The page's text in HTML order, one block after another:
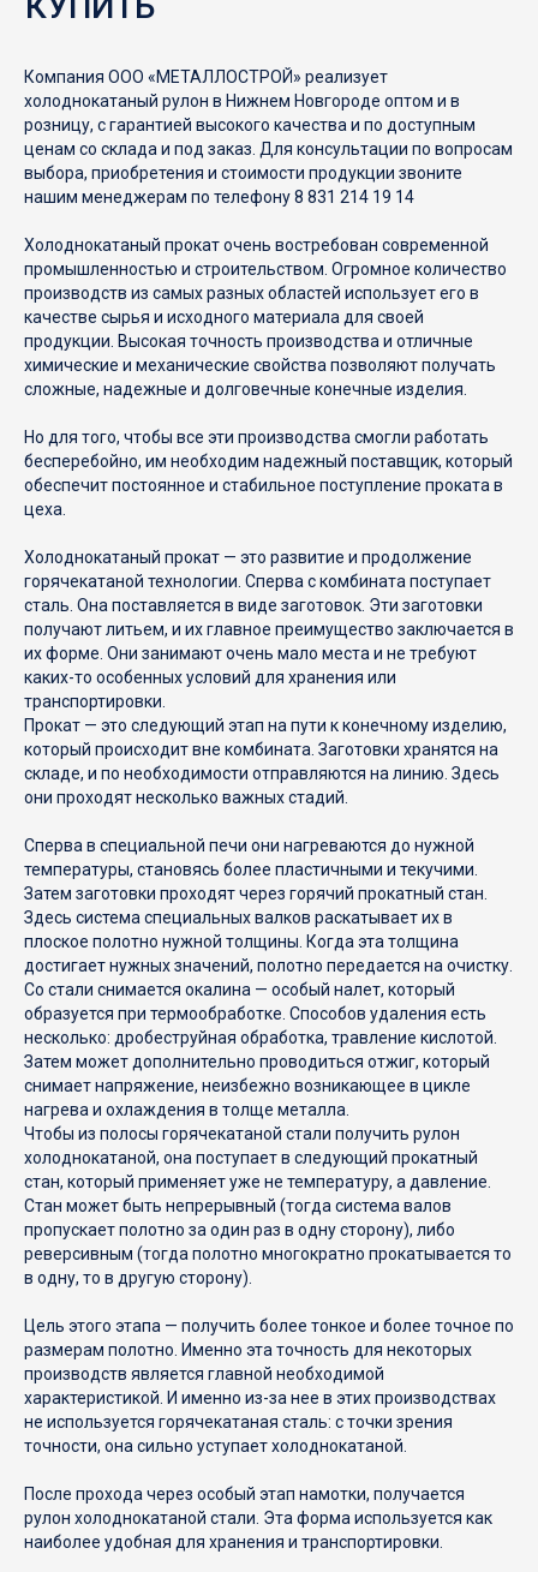
Компания ООО «МЕТАЛЛОСТРОЙ» реализует
холоднокатаный рулон в Нижнем Новгороде оптом и в
розницу, с гарантией высокого качества и по доступным
ценам со склада и под заказ. Для консультации по вопросам
выбора, приобретения и стоимости продукции звоните
нашим менеджерам по телефону 8 831 214 19 14
Холоднокатаный прокат очень востребован современной
промышленностью и строительством. Огромное количество
производств из самых разных областей использует его в
качестве сырья и исходного материала для своей
продукции. Высокая точность производства и отличные
химические и механические свойства позволяют получать
сложные, надежные и долговечные конечные изделия.
Но для того, чтобы все эти производства смогли работать
бесперебойно, им необходим надежный поставщик, который
обеспечит постоянное и стабильное поступление проката в
цеха.
Холоднокатаный прокат — это развитие и продолжение
горячекатаной технологии. Сперва с комбината поступает
сталь. Она поставляется в виде заготовок. Эти заготовки
получают литьем, и их главное преимущество заключается в
их форме. Они занимают очень мало места и не требуют
каких-то особенных условий для хранения или
транспортировки.
Прокат — это следующий этап на пути к конечному изделию,
который происходит вне комбината. Заготовки хранятся на
складе, и по необходимости отправляются на линию. Здесь
они проходят несколько важных стадий.
Сперва в специальной печи они нагреваются до нужной
температуры, становясь более пластичными и текучими.
Затем заготовки проходят через горячий прокатный стан.
Здесь система специальных валков раскатывает их в
плоское полотно нужной толщины. Когда эта толщина
достигает нужных значений, полотно передается на очистку.
Со стали снимается окалина — особый налет, который
образуется при термообработке. Способов удаления есть
несколько: дробеструйная обработка, травление кислотой.
Затем может дополнительно проводиться отжиг, который
снимает напряжение, неизбежно возникающее в цикле
нагрева и охлаждения в толще металла.
Чтобы из полосы горячекатаной стали получить рулон
холоднокатаной, она поступает в следующий прокатный
стан, который применяет уже не температуру, а давление.
Стан может быть непрерывный (тогда система валов
пропускает полотно за один раз в одну сторону), либо
реверсивным (тогда полотно многократно прокатывается то
в одну, то в другую сторону).
Цель этого этапа — получить более тонкое и более точное по
размерам полотно. Именно эта точность для некоторых
производств является главной необходимой
характеристикой. И именно из-за нее в этих производствах
не используется горячекатаная сталь: с точки зрения
точности, она сильно уступает холоднокатаной.
После прохода через особый этап намотки, получается
рулон холоднокатаной стали. Эта форма используется как
наиболее удобная для хранения и транспортировки.
Н.Новгород, ул. Ореховская 80д
Офис:
Склады:
8 831 214 19 14
Обратный звонок
info@metallostroi.com
пн-пт 08:30–17:00
КАТАЛОГ
Трубный прокат
Нержавеющий прокат
Листовой прокат
Медный прокат
Аллюминиевый прокат
Латунный прокат
УСЛУГИ
Резка металла
Гибка металла
Токарные работы
ИНФОРМАЦИЯ
Доставка
Контакты
© 2022 ООО «МЕТАЛЛОСТРОЙ». Все права защищены
Политика конфиденциальности
Разработка сайта
Содержание настоящего интернет-сайта носит
исключительно информационный характер и не является
публичной офертой, определяемой положениями ст. 437
Гражданского кодекса РФ. Для получения более подробной
информации о наличии и стоимости товаров Вы можете
обратиться к представителю ООО «МЕТАЛЛОСТРОЙ»
любым удобным способом.